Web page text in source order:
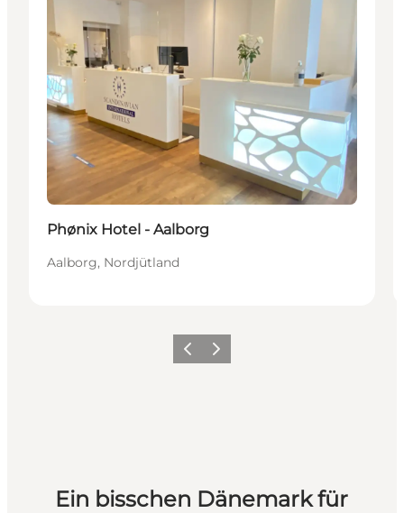
Phønix Hotel - Aalborg
Aalborg, Nordjütland
ZurückWeiter
Ein bisschen Dänemark für